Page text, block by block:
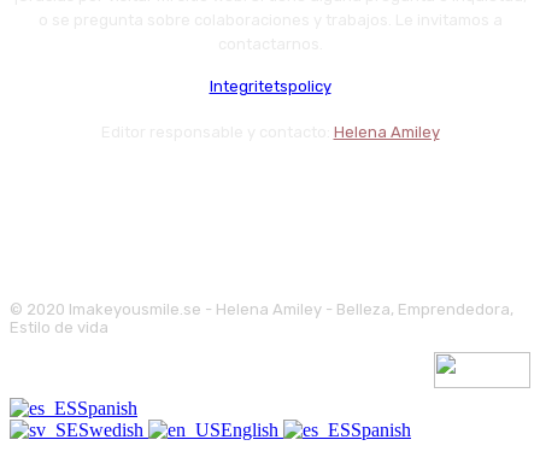
Integritetspolicy
Helena Amiley
© 2020 Imakeyousmile.se - Helena Amiley - Belleza, Emprendedora,
Estilo de vida
Spanish
Swedish
English Spanish